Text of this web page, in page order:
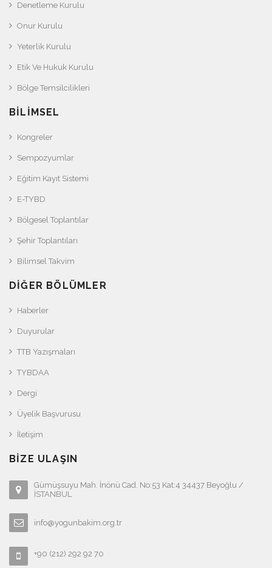
Denetleme Kurulu
Onur Kurulu
Yeterlik Kurulu
Etik Ve Hukuk Kurulu
Bölge Temsilcilikleri
BILIMSEL
Kongreler
Sempozyumlar
Eğitim Kayıt Sistemi
E-TYBD
Bölgesel Toplantılar
Şehir Toplantıları
Bilimsel Takvim
DIĞER BÖLÜMLER
Haberler
Duyurular
TTB Yazışmaları
TYBDAA
Dergi
Üyelik Başvurusu
İletişim
BIZE ULAŞIN
Gümüşsuyu Mah. İnönü Cad. No:53 Kat:4 34437 Beyoğlu /
İSTANBUL
info@yogunbakim.org.tr
+90 (212) 292 92 70